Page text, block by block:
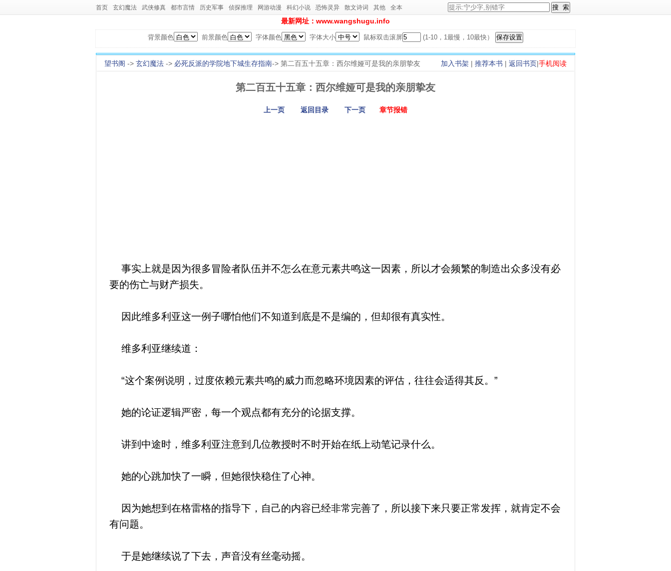
首页 玄幻魔法 武侠修真 都市言情 历史军事 侦探推理 网游动漫 科幻小说 恐怖灵异 散文诗词 其他 全本
最新网址：www.wangshugu.info
背景颜色 前景颜色 字体颜色 字体大小 鼠标双击滚屏 (1-10，1最慢，10最快）
加入书架 | 推荐本书 | 返回书页|手机阅读
望书阁 -> 玄幻魔法 -> 必死反派的学院地下城生存指南-> 第二百五十五章：西尔维娅可是我的亲朋挚友
第二百五十五章：西尔维娅可是我的亲朋挚友
上一页 返回目录 下一页 章节报错
事实上就是因为很多冒险者队伍并不怎么在意元素共鸣这一因素，所以才会频繁的制造出众多没有必
要的伤亡与财产损失。
因此维多利亚这一例子哪怕他们不知道到底是不是编的，但却很有真实性。
维多利亚继续道：
“这个案例说明，过度依赖元素共鸣的威力而忽略环境因素的评估，往往会适得其反。”
她的论证逻辑严密，每一个观点都有充分的论据支撑。
讲到中途时，维多利亚注意到几位教授时不时开始在纸上动笔记录什么。
她的心跳加快了一瞬，但她很快稳住了心神。
因为她想到在格雷格的指导下，自己的内容已经非常完善了，所以接下来只要正常发挥，就肯定不会
有问题。
于是她继续说了下去，声音没有丝毫动摇。